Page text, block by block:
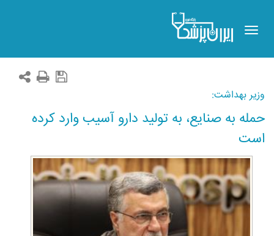
Toggle
navigation
وزیر بهداشت:
حمله به صنایع، به تولید دارو آسیب وارد کرده
است